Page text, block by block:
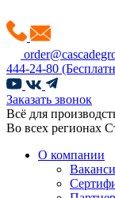
444-24-80
Заказать звонок
Всё для
Во всех регионах
О компании